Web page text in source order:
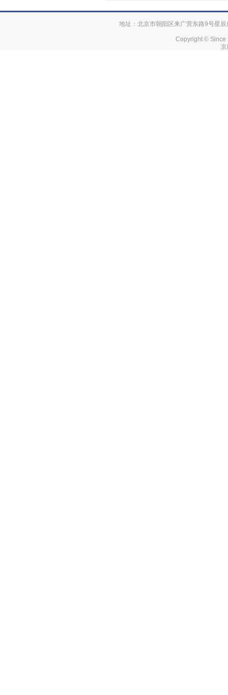
地址：北京市朝阳区来广营东路9号星
Copyright © Since